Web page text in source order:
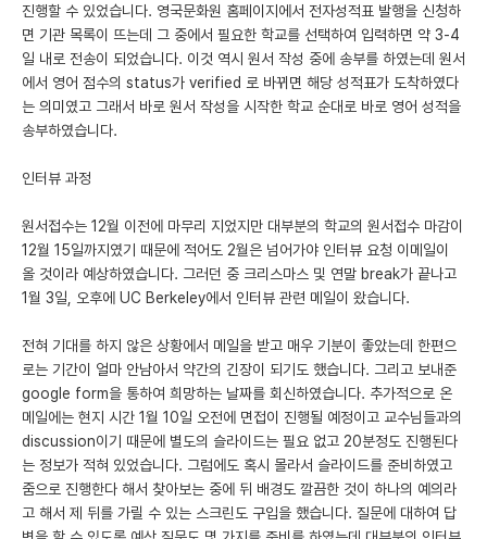
진행할 수 있었습니다. 영국문화원 홈페이지에서 전자성적표 발행을 신청하
면 기관 목록이 뜨는데 그 중에서 필요한 학교를 선택하여 입력하면 약 3-4
일 내로 전송이 되었습니다. 이것 역시 원서 작성 중에 송부를 하였는데 원서
에서 영어 점수의 status가 verified 로 바뀌면 해당 성적표가 도착하였다
는 의미였고 그래서 바로 원서 작성을 시작한 학교 순대로 바로 영어 성적을
송부하였습니다.
인터뷰 과정
원서접수는 12월 이전에 마무리 지었지만 대부분의 학교의 원서접수 마감이
12월 15일까지였기 때문에 적어도 2월은 넘어가야 인터뷰 요청 이메일이
올 것이라 예상하였습니다. 그러던 중 크리스마스 및 연말 break가 끝나고
1월 3일, 오후에 UC Berkeley에서 인터뷰 관련 메일이 왔습니다.
전혀 기대를 하지 않은 상황에서 메일을 받고 매우 기분이 좋았는데 한편으
로는 기간이 얼마 안남아서 약간의 긴장이 되기도 했습니다. 그리고 보내준
google form을 통하여 희망하는 날짜를 회신하였습니다. 추가적으로 온
메일에는 현지 시간 1월 10일 오전에 면접이 진행될 예정이고 교수님들과의
discussion이기 때문에 별도의 슬라이드는 필요 없고 20분정도 진행된다
는 정보가 적혀 있었습니다. 그럼에도 혹시 몰라서 슬라이드를 준비하였고
줌으로 진행한다 해서 찾아보는 중에 뒤 배경도 깔끔한 것이 하나의 예의라
고 해서 제 뒤를 가릴 수 있는 스크린도 구입을 했습니다. 질문에 대하여 답